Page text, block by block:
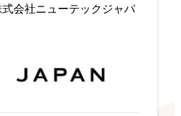
会社ニューテックジャパ